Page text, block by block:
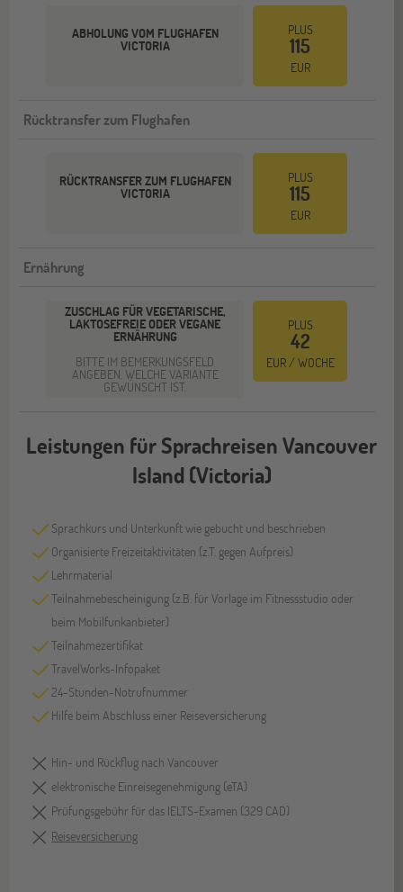
ABHOLUNG VOM FLUGHAFEN
VICTORIA
PLUS
115
EUR
Rücktransfer zum Flughafen
RÜCKTRANSFER ZUM FLUGHAFEN
VICTORIA
PLUS
115
EUR
Ernährung
ZUSCHLAG FÜR VEGETARISCHE,
LAKTOSEFREIE ODER VEGANE
ERNÄHRUNG
BITTE IM BEMERKUNGSFELD
ANGEBEN, WELCHE VARIANTE
GEWÜNSCHT IST.
PLUS
42
EUR / WOCHE
Leistungen für Sprachreisen Vancouver
Island (Victoria)
Sprachkurs und Unterkunft wie gebucht und beschrieben
Organisierte Freizeitaktivitäten (z.T. gegen Aufpreis)
Lehrmaterial
Teilnahmebescheinigung (z.B. für Vorlage im Fitnessstudio oder
beim Mobilfunkanbieter)
Teilnahmezertifikat
TravelWorks-Infopaket
24-Stunden-Notrufnummer
Hilfe beim Abschluss einer Reiseversicherung
Hin- und Rückflug nach Vancouver
elektronische Einreisegenehmigung (eTA)
Prüfungsgebühr für das IELTS-Examen (329 CAD)
Reiseversicherung